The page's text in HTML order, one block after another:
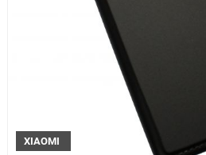
XIAOMI